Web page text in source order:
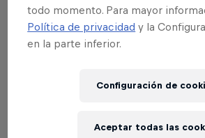
todo momento. Para mayor
Política de privacidad y la
en la parte inferior.
Configuración de
Aceptar todas las